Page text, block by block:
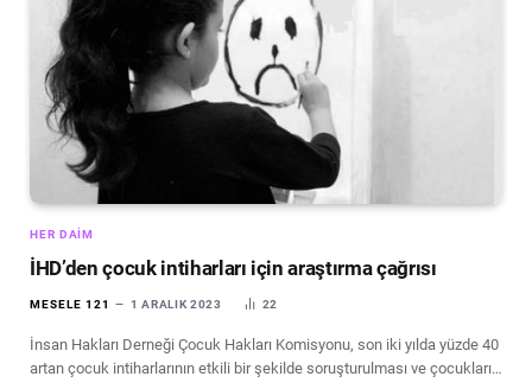
HER DAIM
İHD’den çocuk intiharları için araştırma çağrısı
MESELE 121 1 ARALIK 2023 22
İnsan Hakları Derneği Çocuk Hakları Komisyonu, son iki yılda yüzde 40
artan çocuk intiharlarının etkili bir şekilde soruşturulması ve çocukları…